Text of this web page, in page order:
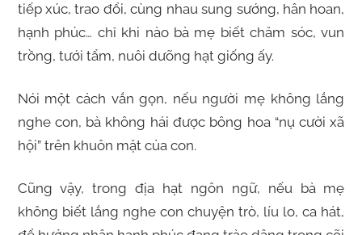
tiếp xúc, trao đổi, cùng nhau sung sướng, hân hoan,
hạnh phúc… chỉ khi nào bà mẹ biết chăm sóc, vun
trồng, tưới tẩm, nuôi dưõng hạt giống ấy.
Nói một cách vắn gọn, nếu người mẹ không lắng
nghe con, bà không hái được bông hoa “nụ cười xã
hội” trên khuôn mặt của con.
Cũng vậy, trong địa hạt ngôn ngữ, nếu bà mẹ
không biết lắng nghe con chuyện trò, líu lo, ca hát,